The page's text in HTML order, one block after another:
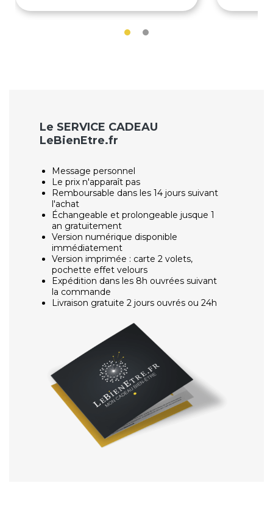
Le SERVICE CADEAU
LeBienEtre.fr
Message personnel
Le prix n'apparaît pas
Remboursable dans les 14 jours suivant
l'achat
Échangeable et prolongeable jusque 1
an gratuitement
Version numérique disponible
immédiatement
Version imprimée : carte 2 volets,
pochette effet velours
Expédition dans les 8h ouvrées suivant
la commande
Livraison gratuite 2 jours ouvrés ou 24h